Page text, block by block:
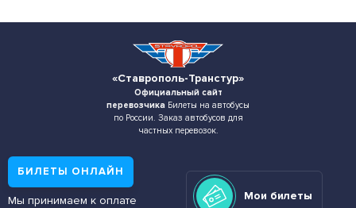
«Ставрополь-Транстур»
Официальный сайт
перевозчика Билеты на автобусы
по России. Заказ автобусов для
частных перевозок.
БИЛЕТЫ ОНЛАЙН
Мы принимаем к оплате Мои билеты